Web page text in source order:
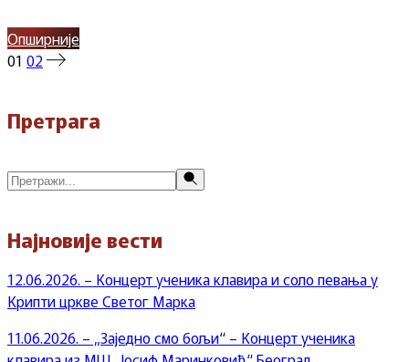
Опширније
Пагинација
чланака
01 02
Претрага
Претражи
Најновије вести
12.06.2026. – Концерт ученика клавира и соло певања у
Крипти цркве Светог Марка
11.06.2026. – „Заједно смо бољи“ – Концерт ученика